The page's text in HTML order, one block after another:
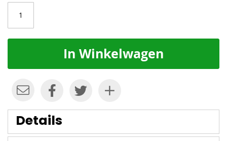
In Winkelwagen
Details